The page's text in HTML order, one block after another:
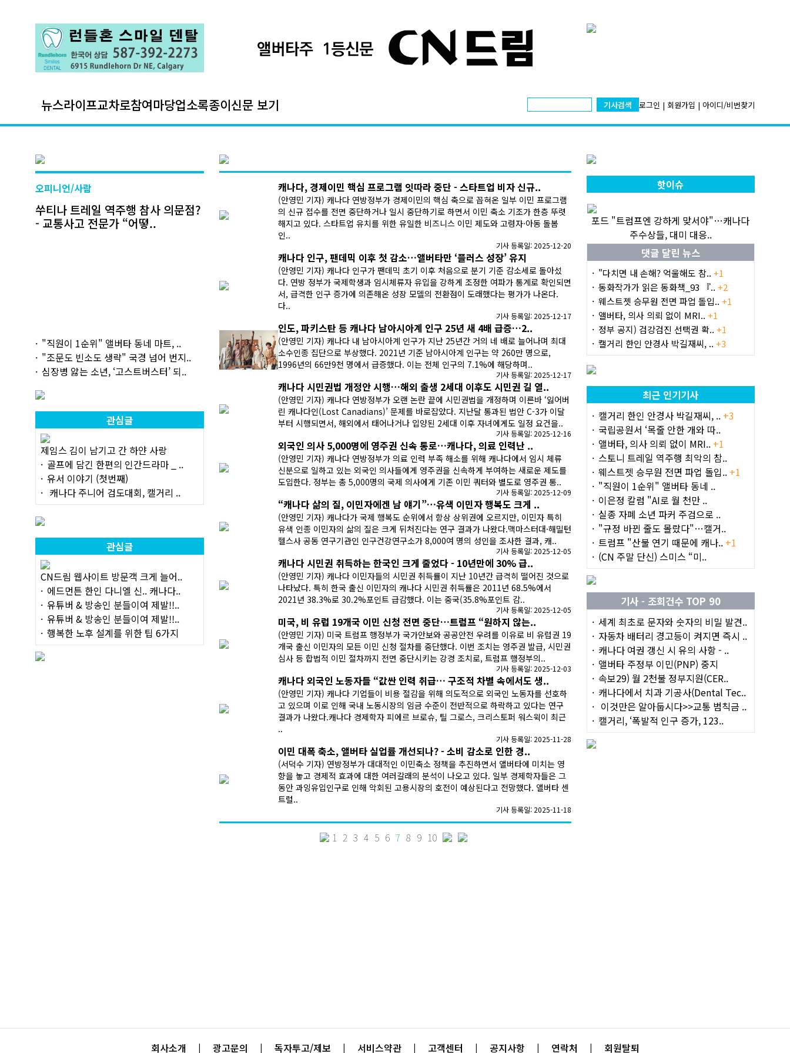
뉴스라이프교차로참여마당업소록종이신문 보기 기사검색 로그인 | 회원가입 | 아이디/비번찾기
오피니언/사람
쑤티나 트레일 역주행 참사 의문점?
- 교통사고 전문가 “어떻..
"직원이 1순위" 앨버타 동네 마트, ..
"조문도 빈소도 생략" 국경 넘어 번지..
심장병 앓는 소년, ‘고스트버스터’ 되..
관심글
제임스 김이 남기고 간 하얀 사랑
골프에 담긴 한편의 인간드라마 _ ..
유서 이야기 (첫번째)
캐나다 주니어 검도대회, 캘거리 ..
관심글
CN드림 웹사이트 방문객 크게 늘어..
에드먼튼 한인 다니엘 신.. 캐나다..
유튜버 & 방송인 분들이여 제발!!..
유튜버 & 방송인 분들이여 제발!!..
행복한 노후 설계를 위한 팁 6가지
캐나다, 경제이민 핵심 프로그램 잇따라 중단 - 스타트업 비자 신규..
(안영민 기자) 캐나다 연방정부가 경제이민의 핵심 축으로 꼽혀온 일부 이민 프로그램
의 신규 접수를 전면 중단하거나 일시 중단하기로 하면서 이민 축소 기조가 한층 뚜렷
해지고 있다. 스타트업 유치를 위한 유일한 비즈니스 이민 제도와 고령자·아동 돌봄
인..
기사 등록일: 2025-12-20
캐나다 인구, 팬데믹 이후 첫 감소…앨버타만 ‘플러스 성장’ 유지
(안영민 기자) 캐나다 인구가 팬데믹 초기 이후 처음으로 분기 기준 감소세로 돌아섰
다. 연방 정부가 국제학생과 임시체류자 유입을 강하게 조정한 여파가 통계로 확인되면
서, 급격한 인구 증가에 의존해온 성장 모델의 전환점이 도래했다는 평가가 나온다.
다..
기사 등록일: 2025-12-17
인도, 파키스탄 등 캐나다 남아시아계 인구 25년 새 4배 급증…2..
(안영민 기자) 캐나다 내 남아시아계 인구가 지난 25년간 거의 네 배로 늘어나며 최대
소수인종 집단으로 부상했다. 2021년 기준 남아시아계 인구는 약 260만 명으로,
1996년의 66만9천 명에서 급증했다. 이는 전체 인구의 7.1%에 해당하며..
기사 등록일: 2025-12-17
캐나다 시민권법 개정안 시행…해외 출생 2세대 이후도 시민권 길 열..
(안영민 기자) 캐나다 연방정부가 오랜 논란 끝에 시민권법을 개정하며 이른바 ‘잃어버
린 캐나다인(Lost Canadians)’ 문제를 바로잡았다. 지난달 통과된 법안 C-3가 이달
부터 시행되면서, 해외에서 태어나거나 입양된 2세대 이후 자녀에게도 일정 요건을..
기사 등록일: 2025-12-16
외국인 의사 5,000명에 영주권 신속 통로…캐나다, 의료 인력난 ..
(안영민 기자) 캐나다 연방정부가 의료 인력 부족 해소를 위해 캐나다에서 임시 체류
신분으로 일하고 있는 외국인 의사들에게 영주권을 신속하게 부여하는 새로운 제도를
도입한다. 정부는 총 5,000명의 국제 의사에게 기존 이민 쿼터와 별도로 영주권 통..
기사 등록일: 2025-12-09
“캐나다 삶의 질, 이민자에겐 남 얘기”…유색 이민자 행복도 크게 ..
(안영민 기자) 캐나다가 국제 행복도 순위에서 항상 상위권에 오르지만, 이민자 특히
유색 인종 이민자의 삶의 질은 크게 뒤처진다는 연구 결과가 나왔다.맥마스터대·해밀턴
헬스사 공동 연구기관인 인구건강연구소가 8,000여 명의 성인을 조사한 결과, 캐..
기사 등록일: 2025-12-05
캐나다 시민권 취득하는 한국인 크게 줄었다 - 10년만에 30% 급..
(안영민 기자) 캐나다 이민자들의 시민권 취득률이 지난 10년간 급격히 떨어진 것으로
나타났다. 특히 한국 출신 이민자의 캐나다 시민권 취득률은 2011년 68.5%에서
2021년 38.3%로 30.2%포인트 급감했다. 이는 중국(35.8%포인트 감..
기사 등록일: 2025-12-05
미국, 비 유럽 19개국 이민 신청 전면 중단…트럼프 “원하지 않는..
(안영민 기자) 미국 트럼프 행정부가 국가안보와 공공안전 우려를 이유로 비 유럽권 19
개국 출신 이민자의 모든 이민 신청 절차를 중단했다. 이번 조치는 영주권 발급, 시민권
심사 등 합법적 이민 절차까지 전면 중단시키는 강경 조치로, 트럼프 행정부의..
기사 등록일: 2025-12-03
캐나다 외국인 노동자들 “값싼 인력 취급… 구조적 차별 속에서도 생..
(안영민 기자) 캐나다 기업들이 비용 절감을 위해 의도적으로 외국인 노동자를 선호하
고 있으며 이로 인해 국내 노동시장의 임금 수준이 전반적으로 하락하고 있다는 연구
결과가 나왔다.캐나다 경제학자 피에르 브로슈, 틸 그로스, 크리스토퍼 워스윅이 최근
..
기사 등록일: 2025-11-28
이민 대폭 축소, 앨버타 실업률 개선되나? - 소비 감소로 인한 경..
(서덕수 기자) 연방정부가 대대적인 이민축소 정책을 추진하면서 앨버타에 미치는 영
향을 놓고 경제적 효과에 대한 여러갈래의 분석이 나오고 있다. 일부 경제학자들은 그
동안 과잉유입인구로 인해 악회된 고용시장의 호전이 예상된다고 전망했다. 앨버타 센
트럴..
기사 등록일: 2025-11-18
1 2 3 4 5 6 7 8 9 10
핫이슈
포드 "트럼프엔 강하게 맞서야"…캐나다
주수상들, 대미 대응..
댓글 달린 뉴스
"다치면 내 손해? 억울해도 참.. +1
동화작가가 읽은 동화책_93 『.. +2
웨스트젯 승무원 전면 파업 돌입.. +1
앨버타, 의사 의뢰 없이 MRI.. +1
정부 공지) 검강검진 선택권 확.. +1
캘거리 한인 안경사 박길재씨, .. +3
최근 인기기사
캘거리 한인 안경사 박길재씨, .. +3
국립공원서 ‘목줄 안한 개와 따..
앨버타, 의사 의뢰 없이 MRI.. +1
스토니 트레일 역주행 최악의 참..
웨스트젯 승무원 전면 파업 돌입.. +1
"직원이 1순위" 앨버타 동네 ..
이은정 칼럼 "AI로 월 천만 ..
실종 자폐 소년 파커 주검으로 ..
"규정 바뀐 줄도 몰랐다"…캘거..
트럼프 "산불 연기 때문에 캐나.. +1
(CN 주말 단신) 스미스 “미..
기사 - 조회건수 TOP 90
세계 최초로 문자와 숫자의 비밀 발견..
자동차 배터리 경고등이 켜지면 즉시 ..
캐나다 여권 갱신 시 유의 사항 - ..
앨버타 주정부 이민(PNP) 중지
속보29) 월 2천불 정부지원(CER..
캐나다에서 치과 기공사(Dental Tec..
이것만은 알아둡시다>>교통 범칙금 ..
캘거리, ‘폭발적 인구 증가, 123..
회사소개 | 광고문의 | 독자투고/제보 | 서비스약관 | 고객센터 | 공지사항 | 연락처 | 회원탈퇴